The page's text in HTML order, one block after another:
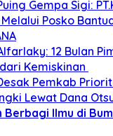
Gempa Sigi:
Posko
12 Bulan
Kemiskinan
Pemkab
Lewat Dana
Berbagi Ilmu di